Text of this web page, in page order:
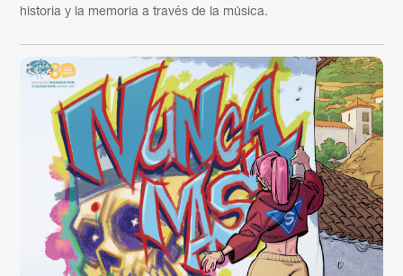
historia y la memoria a través de la música.